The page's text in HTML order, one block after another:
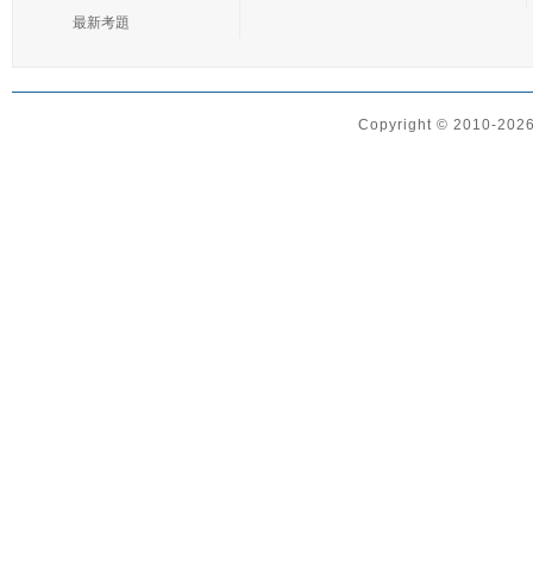
最新考題
Copyright © 2010-